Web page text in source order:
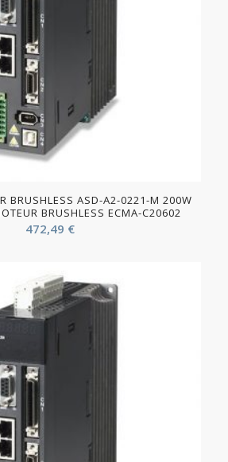
BRUSHLESS ASD-A2-0221-M 200W
BRUSHLESS ECMA-C20602
472,49 €